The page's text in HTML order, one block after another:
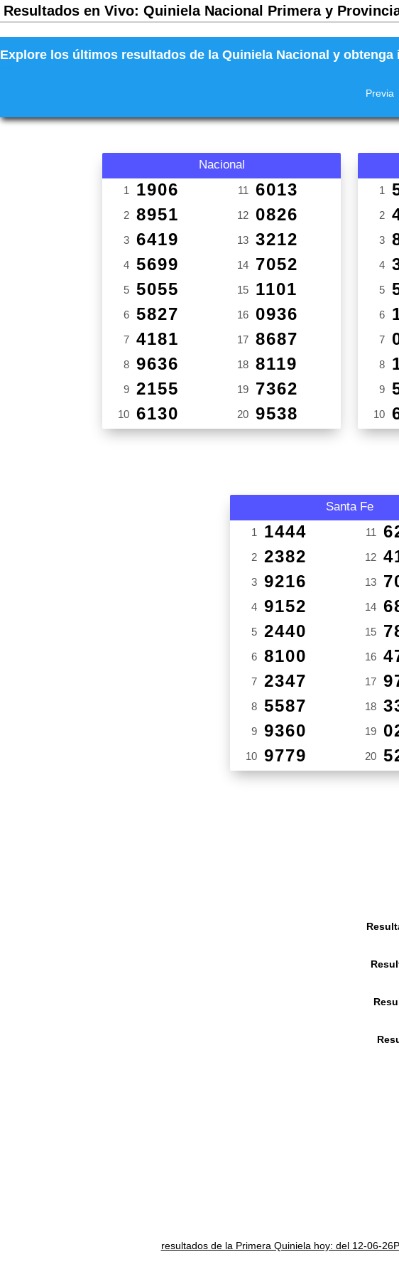
Resultados en Vivo: Quiniela Nacional Primera y
Explore los últimos resultados de la Quiniela Nacional y
Previa
Nacional
1 1906
2 8951
3 6419
4 5699
5 5055
6 5827
7 4181
8 9636
9 2155
10 6130
11 6013
12 0826
13 3212
14 7052
15 1101
16 0936
17 8687
18 8119
19 7362
20 9538
1
2
3
4
5
6
7
8
9
10
Santa Fe
1 1444
2 2382
3 9216
4 9152
5 2440
6 8100
7 2347
8 5587
9 9360
10 9779
11
12
13
14
15
16
17
18
19
20
resultados de la Primera Quiniela hoy: del 12-06-